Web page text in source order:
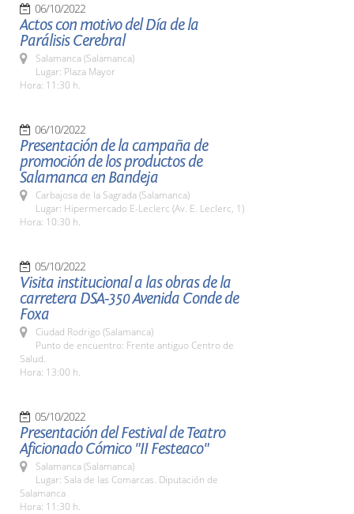
06/10/2022
Actos con motivo del Día de la
Parálisis Cerebral
Salamanca (Salamanca)
Lugar: Plaza Mayor
Hora: 11:30 h.
06/10/2022
Presentación de la campaña de
promoción de los productos de
Salamanca en Bandeja
Carbajosa de la Sagrada (Salamanca)
Lugar: Hipermercado E-Leclerc (Av. E. Leclerc, 1)
Hora: 10:30 h.
05/10/2022
Visita institucional a las obras de la
carretera DSA-350 Avenida Conde de
Foxa
Ciudad Rodrigo (Salamanca)
Punto de encuentro: Frente antiguo Centro de
Salud.
Hora: 13:00 h.
05/10/2022
Presentación del Festival de Teatro
Aficionado Cómico "II Festeaco"
Salamanca (Salamanca)
Lugar: Sala de las Comarcas. Diputación de
Salamanca
Hora: 11:30 h.